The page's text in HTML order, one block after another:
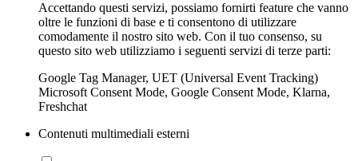
Accettando questi servizi, possiamo fornirti feature che vanno
oltre le funzioni di base e ti consentono di utilizzare
comodamente il nostro sito web. Con il tuo consenso, su
questo sito web utilizziamo i seguenti servizi di terze parti:
Google Tag Manager, UET (Universal Event Tracking)
Microsoft Consent Mode, Google Consent Mode, Klarna,
Freshchat
Contenuti multimediali esterni